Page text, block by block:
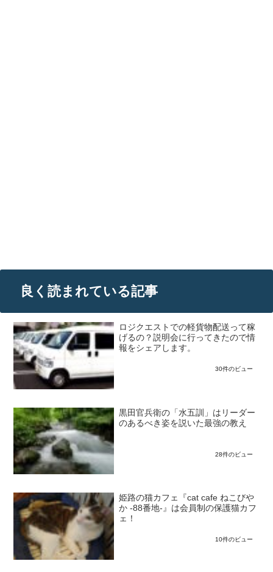
良く読まれている記事
ロジクエストでの軽貨物配送って稼
げるの？説明会に行ってきたので情
報をシェアします。
30件のビュー
黒田官兵衛の「水五訓」はリーダー
のあるべき姿を説いた最強の教え
28件のビュー
姫路の猫カフェ『cat cafe ねこびや
か -88番地-』は会員制の保護猫カフ
ェ！
10件のビュー